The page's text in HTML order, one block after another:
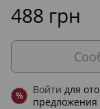
488 грн
% Войти для
предложения